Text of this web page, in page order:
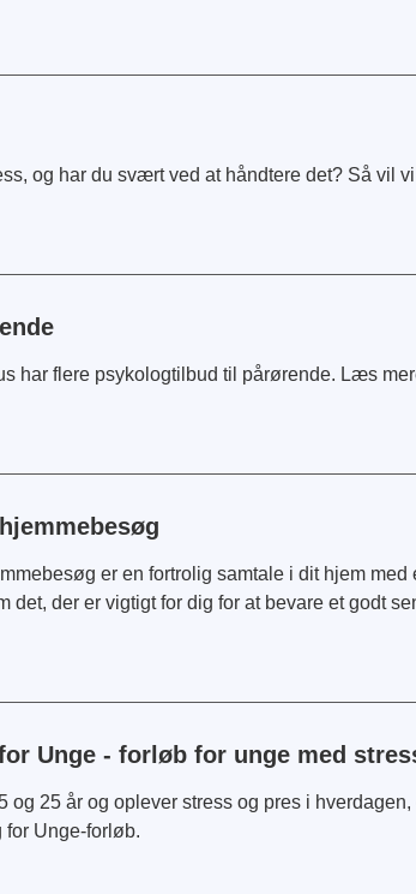
og har du svært ved at håndtere det? Så vil
har flere psykologtilbud til pårørende. Læs
er en fortrolig samtale i dit hjem
det, der er vigtigt for dig for at bevare et godt
Unge - forløb for unge med
og 25 år og oplever stress og pres i
Unge-forløb.